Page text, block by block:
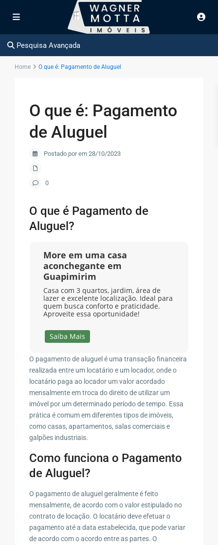
Pesquisa Avançada
Home O que é: Pagamento de Aluguel
O que é: Pagamento
de Aluguel
Postado por em 28/10/2023
0
O que é Pagamento de
Aluguel?
More em uma casa
aconchegante em
Guapimirim
Casa com 3 quartos, jardim, área de
lazer e excelente localização. Ideal para
quem busca conforto e praticidade.
Aproveite essa oportunidade!
Saiba Mais
O pagamento de aluguel é uma transação financeira
realizada entre um locatário e um locador, onde o
locatário paga ao locador um valor acordado
mensalmente em troca do direito de utilizar um
imóvel por um determinado período de tempo. Essa
prática é comum em diferentes tipos de imóveis,
como casas, apartamentos, salas comerciais e
galpões industriais.
Como funciona o Pagamento
de Aluguel?
O pagamento de aluguel geralmente é feito
mensalmente, de acordo com o valor estipulado no
contrato de locação. O locatário deve efetuar o
pagamento até a data estabelecida, que pode variar
de acordo com o acordo entre as partes. O